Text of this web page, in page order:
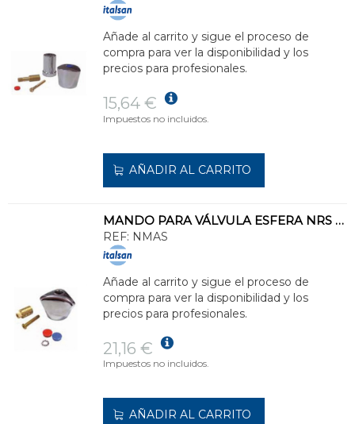
Añade al carrito y sigue el proceso de
compra para ver la disponibilidad y los
precios para profesionales.
15,64 €
Impuestos no incluidos.
AÑADIR AL CARRITO
MANDO PARA VÁLVULA ESFERA NRS 20-25-32
REF: NMAS
Añade al carrito y sigue el proceso de
compra para ver la disponibilidad y los
precios para profesionales.
21,16 €
Impuestos no incluidos.
AÑADIR AL CARRITO